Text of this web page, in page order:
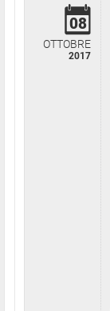
08
OTTOBRE
2017